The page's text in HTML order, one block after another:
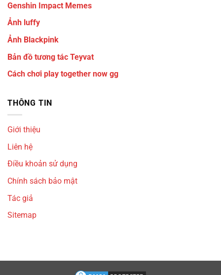
Genshin Impact Memes
Ảnh luffy
Ảnh Blackpink
Bản đồ tương tác Teyvat
Cách chơi play together now gg
THÔNG TIN
Giới thiệu
Liên hệ
Điều khoản sử dụng
Chính sách bảo mật
Tác giả
Sitemap